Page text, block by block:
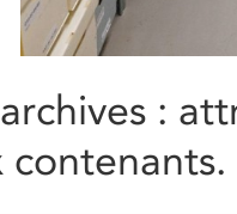
: